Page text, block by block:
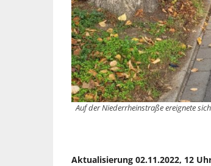
Auf der Niederrheinstraße ereignete
Aktualisierung 02.11.2022, 12